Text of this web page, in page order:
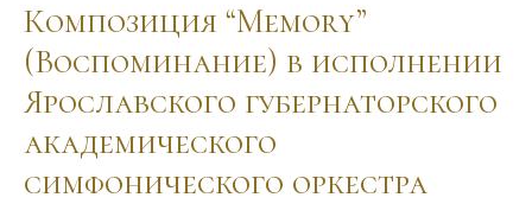
Композиция “Memory”
(Воспоминание) в исполнении
Ярославского губернаторского
академического
симфонического оркестра